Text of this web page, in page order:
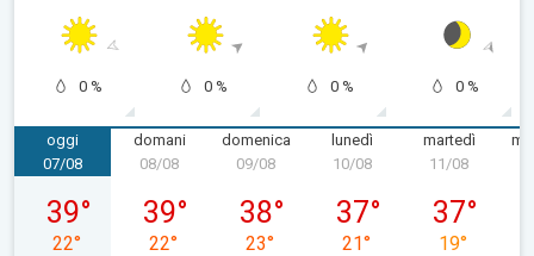
0 % 0 % 0 % 0 %
oggi
venerdì 07/08
07/08
39°
22°
domani
sabato 08/08
08/08
39°
22°
domenica
domenica 09/08
09/08
38°
23°
lunedì
lunedì 10/08
10/08
37°
21°
martedì
martedì 11/
11/08
37°
19°